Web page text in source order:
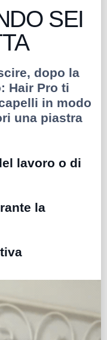
SEI
dopo la
Hair Pro ti
in modo
una piastra
lavoro o di
la